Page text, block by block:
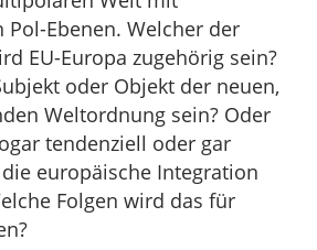
Ebenen. Welcher der
EU-Europa zugehörig sein?
oder Objekt der neuen,
Weltordnung sein? Oder
tendenziell oder gar
europäische Integration
Folgen wird das für